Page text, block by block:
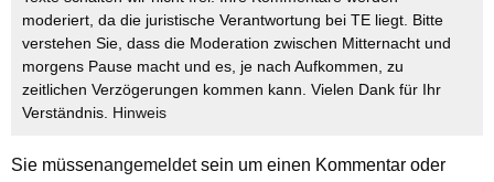
moderiert, da die juristische Verantwortung bei TE liegt. Bitte
verstehen Sie, dass die Moderation zwischen Mitternacht und
morgens Pause macht und es, je nach Aufkommen, zu
zeitlichen Verzögerungen kommen kann. Vielen Dank für Ihr
Verständnis. Hinweis
Sie müssenangemeldetsein um einen Kommentar oder